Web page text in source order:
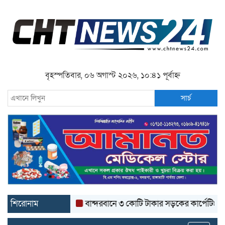
বৃহস্পতিবার, ০৬ অগাস্ট ২০২৬, ১০:৪১ পূর্বাহ্ন
সার্চ
শিরোনাম বান্দরবানে ৩ কোটি টাকার সড়কের কার্পেটিং উঠে